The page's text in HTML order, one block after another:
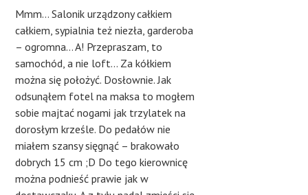
Mmm… Salonik urządzony całkiem
całkiem, sypialnia też niezła, garderoba
– ogromna… A! Przepraszam, to
samochód, a nie loft… Za kółkiem
można się położyć. Dosłownie. Jak
odsunąłem fotel na maksa to mogłem
sobie majtać nogami jak trzylatek na
dorosłym krześle. Do pedałów nie
miałem szansy sięgnąć – brakowało
dobrych 15 cm ;D Do tego kierownicę
można podnieść prawie jak w